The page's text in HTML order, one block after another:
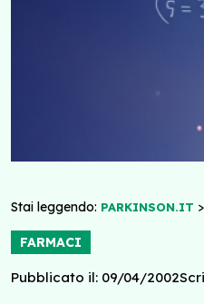
Stai leggendo: PARKINSON.IT >
FARMACI
Pubblicato il: 09/04/2002